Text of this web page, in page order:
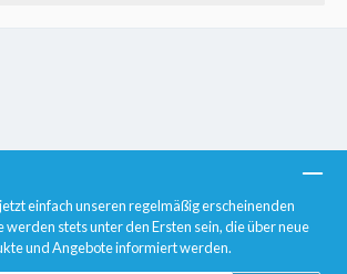
einfach unseren regelmäßig erscheinenden
werden stets unter den Ersten sein, die über neue
und Angebote informiert werden.